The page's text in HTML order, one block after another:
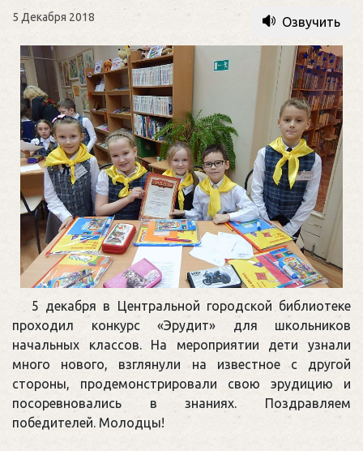
5 Декабря 2018 Озвучить
5 декабря в Центральной городской библиотеке
проходил конкурс «Эрудит» для школьников
начальных классов. На мероприятии дети узнали
много нового, взглянули на известное с другой
стороны, продемонстрировали свою эрудицию и
посоревновались в знаниях. Поздравляем
победителей. Молодцы!